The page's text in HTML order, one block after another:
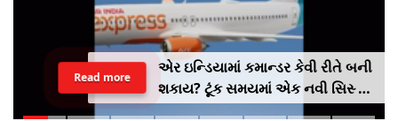
એર ઇન્ડિયામાં કમાન્ડર કેવી રીતે બની
શકાય? ટૂંક સમયમાં એક નવી સિસ્ટમ
લાગુ કરવામાં આવશે, જેમાં AI
Read more